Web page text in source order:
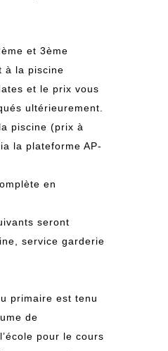
et 3ème
à la piscine
et le prix vous
ultérieurement.
piscine (prix à
la plateforme AP-
en
seront
service garderie
primaire est tenu
de
pour le cours